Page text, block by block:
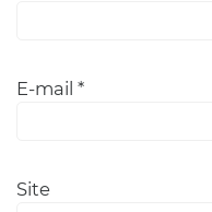
E-mail *
Site